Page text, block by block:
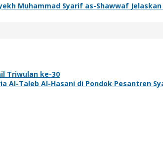
Muhammad Syarif as-Shawwaf
Triwulan ke-30
Al-Taleb Al-Hasani di Pondok Pesantren